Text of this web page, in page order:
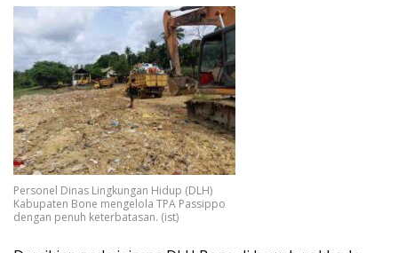
Personel Dinas Lingkungan Hidup (DLH)
Kabupaten Bone mengelola TPA Passippo
dengan penuh keterbatasan. (ist)